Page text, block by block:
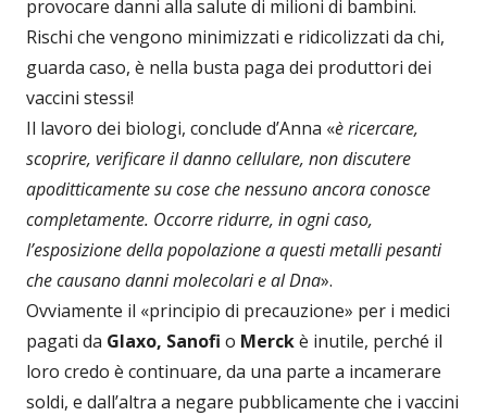
provocare danni alla salute di milioni di bambini.
Rischi che vengono minimizzati e ridicolizzati da chi,
guarda caso, è nella busta paga dei produttori dei
vaccini stessi!
Il lavoro dei biologi, conclude d’Anna «è ricercare,
scoprire, verificare il danno cellulare, non discutere
apoditticamente su cose che nessuno ancora conosce
completamente. Occorre ridurre, in ogni caso,
l’esposizione della popolazione a questi metalli pesanti
che causano danni molecolari e al Dna».
Ovviamente il «principio di precauzione» per i medici
pagati da Glaxo, Sanofi o Merckè inutile, perché il
loro credo è continuare, da una parte a incamerare
soldi, e dall’altra a negare pubblicamente che i vaccini